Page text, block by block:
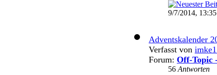
9/7/2014, 13:35
Adventskalender
Verfasst von
Forum: Off-Topic
56 Antworten